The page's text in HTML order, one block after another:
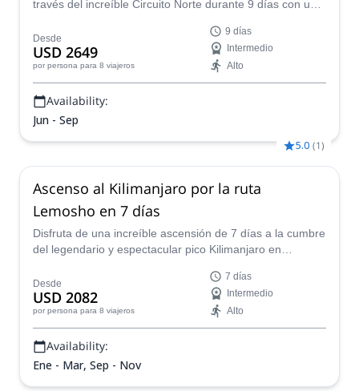
través del increíble Circuito Norte durante 9 días con uno
Desde
USD 2649
por persona para 8 viajeros
9 días
Intermedio
Alto
Availability:
Jun - Sep
5.0 (1)
Ascenso al Kilimanjaro por la ruta
Lemosho en 7 días
Disfruta de una increíble ascensión de 7 días a la cumbre
del legendario y espectacular pico Kilimanjaro en
nuestros guías certificados.
Desde
USD 2082
por persona para 8 viajeros
7 días
Intermedio
Alto
Availability:
Ene - Mar, Sep - Nov